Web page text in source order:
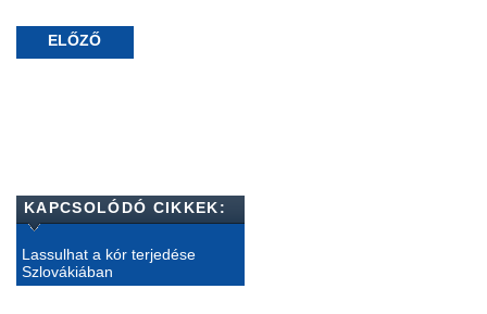
ELŐZŐ
KAPCSOLÓDÓ CIKKEK:
Lassulhat a kór terjedése
Szlovákiában